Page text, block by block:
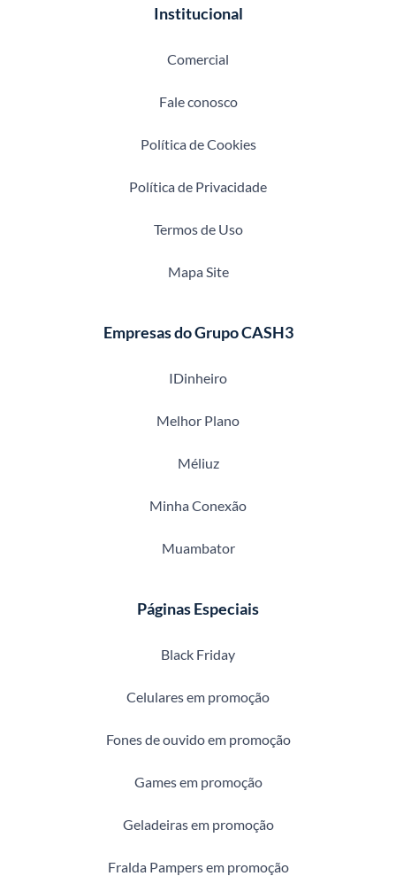
Institucional
Comercial
Fale conosco
Política de Cookies
Política de Privacidade
Termos de Uso
Mapa Site
Empresas do Grupo CASH3
IDinheiro
Melhor Plano
Méliuz
Minha Conexão
Muambator
Páginas Especiais
Black Friday
Celulares em promoção
Fones de ouvido em promoção
Games em promoção
Geladeiras em promoção
Fralda Pampers em promoção